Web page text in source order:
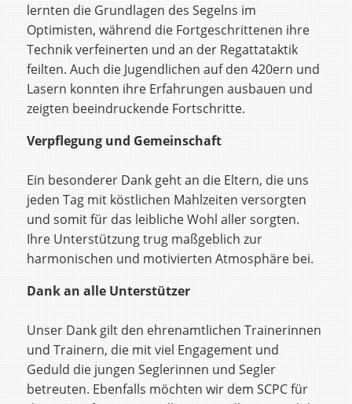
lernten die Grundlagen des Segelns im
Optimisten, während die Fortgeschrittenen ihre
Technik verfeinerten und an der Regattataktik
feilten. Auch die Jugendlichen auf den 420ern und
Lasern konnten ihre Erfahrungen ausbauen und
zeigten beeindruckende Fortschritte.
Verpflegung und Gemeinschaft
Ein besonderer Dank geht an die Eltern, die uns
jeden Tag mit köstlichen Mahlzeiten versorgten
und somit für das leibliche Wohl aller sorgten.
Ihre Unterstützung trug maßgeblich zur
harmonischen und motivierten Atmosphäre bei.
Dank an alle Unterstützer
Unser Dank gilt den ehrenamtlichen Trainerinnen
und Trainern, die mit viel Engagement und
Geduld die jungen Seglerinnen und Segler
betreuten. Ebenfalls möchten wir dem SCPC für